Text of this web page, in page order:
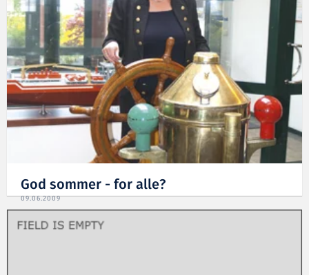
God sommer - for alle?
09.06.2009